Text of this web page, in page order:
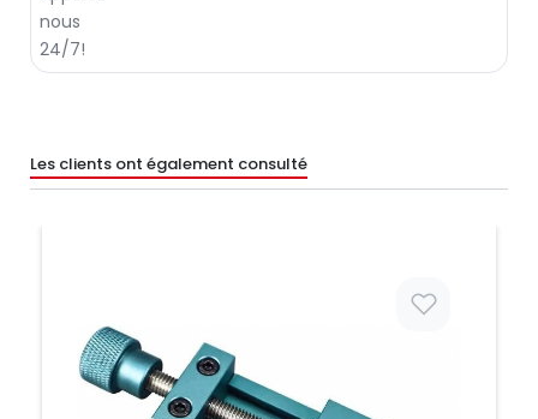
Les clients ont également consulté